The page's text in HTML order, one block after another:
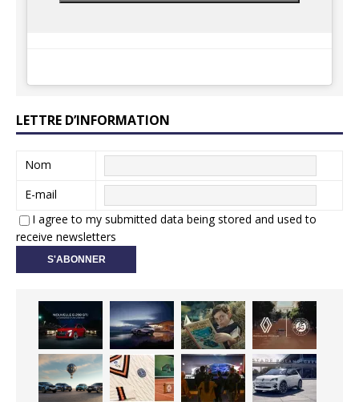
LETTRE D’INFORMATION
Nom
E-mail
I agree to my submitted data being stored and used to
receive newsletters